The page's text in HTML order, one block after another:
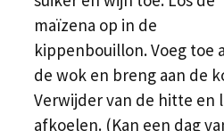
maïzena op in de
kippenbouillon. Voeg toe
de wok en breng aan de
Verwijder van de hitte en
afkoelen. (Kan een dag